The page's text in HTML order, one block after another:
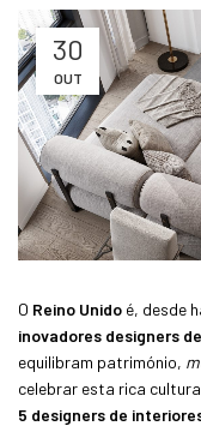
30
OUT
O Reino Unido é, desde
inovadores designers
equilibram património,
celebrar esta rica
5 designers de